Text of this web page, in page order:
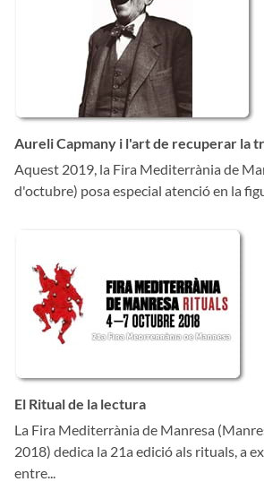
Aureli Capmany i l'art de recuperar la
Aquest 2019, la Fira Mediterrània de
d'octubre) posa especial atenció en la
El Ritual de la lectura
La Fira Mediterrània de Manresa
2018) dedica la 21a edició als rituals, a
entre...